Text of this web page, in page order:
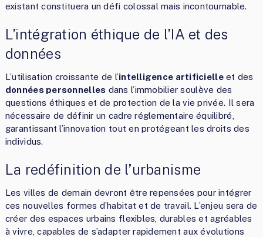
existant constituera un défi colossal mais incontournable.
L’intégration éthique de l’IA et des
données
L’utilisation croissante de l’intelligence artificielleet des
données personnelles dans l’immobilier soulève des
questions éthiques et de protection de la vie privée. Il sera
nécessaire de définir un cadre réglementaire équilibré,
garantissant l’innovation tout en protégeant les droits des
individus.
La redéfinition de l’urbanisme
Les villes de demain devront être repensées pour intégrer
ces nouvelles formes d’habitat et de travail. L’enjeu sera de
créer des espaces urbains flexibles, durables et agréables
à vivre, capables de s’adapter rapidement aux évolutions